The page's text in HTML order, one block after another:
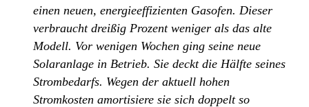
einen neuen, energieeffizienten Gasofen. Dieser
verbraucht dreißig Prozent weniger als das alte
Modell. Vor wenigen Wochen ging seine neue
Solaranlage in Betrieb. Sie deckt die Hälfte seines
Strombedarfs. Wegen der aktuell hohen
Stromkosten amortisiere sie sich doppelt so